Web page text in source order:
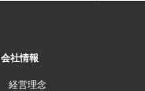
会社情報
経営理念